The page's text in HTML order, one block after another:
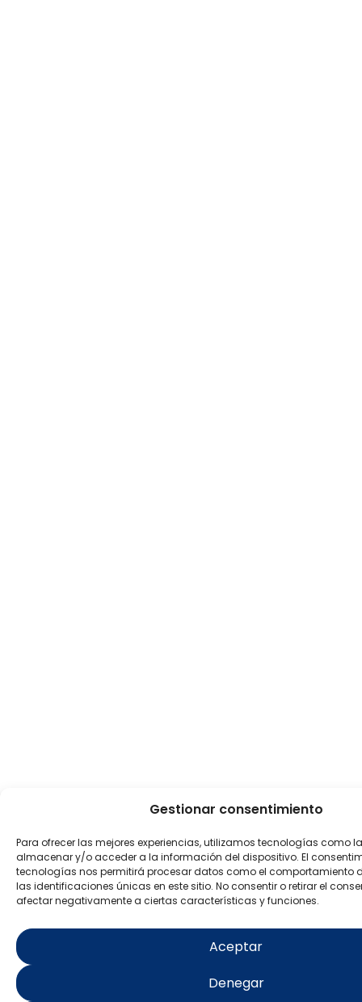
Gestionar consentimiento
Para ofrecer las mejores experiencias, utilizamos tecnologías como
almacenar y/o acceder a la información del dispositivo. El
tecnologías nos permitirá procesar datos como el comportamiento
las identificaciones únicas en este sitio. No consentir o retirar el
afectar negativamente a ciertas características y funciones.
Aceptar
Denegar